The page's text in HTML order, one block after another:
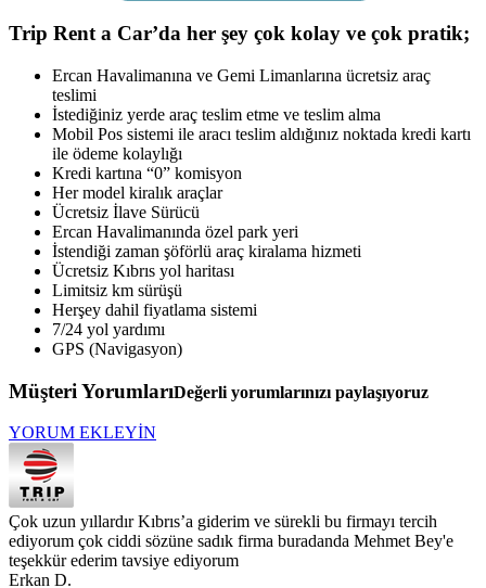
Trip Rent a Car’da her şey çok kolay ve çok pratik;
Ercan Havalimanına ve Gemi Limanlarına ücretsiz araç
teslimi
İstediğiniz yerde araç teslim etme ve teslim alma
Mobil Pos sistemi ile aracı teslim aldığınız noktada kredi kartı
ile ödeme kolaylığı
Kredi kartına “0” komisyon
Her model kiralık araçlar
Ücretsiz İlave Sürücü
Ercan Havalimanında özel park yeri
İstendiği zaman şöförlü araç kiralama hizmeti
Ücretsiz Kıbrıs yol haritası
Limitsiz km sürüşü
Herşey dahil fiyatlama sistemi
7/24 yol yardımı
GPS (Navigasyon)
Müşteri YorumlarıDeğerli yorumlarınızı paylaşıyoruz
YORUM EKLEYİN
Çok uzun yıllardır Kıbrıs’a giderim ve sürekli bu firmayı tercih
ediyorum çok ciddi sözüne sadık firma buradanda Mehmet Bey'e
teşekkür ederim tavsiye ediyorum
Erkan D.